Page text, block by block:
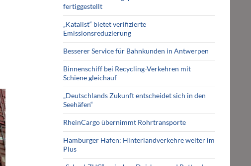
fertiggestellt
„Katalist“ bietet verifizierte
Emissionsreduzierung
Besserer Service für Bahnkunden in Antwerpen
Binnenschiff bei Recycling-Verkehren mit
Schiene gleichauf
„Deutschlands Zukunft entscheidet sich in den
Seehäfen“
RheinCargo übernimmt Rohrtransporte
Hamburger Hafen: Hinterlandverkehre weiter im
Plus